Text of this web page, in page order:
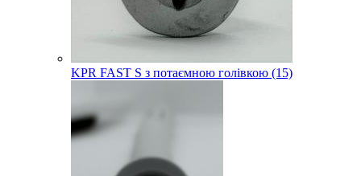
KPR FAST S з потаємною голівкою (15)